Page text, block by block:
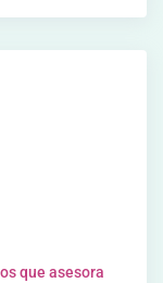
que asesora